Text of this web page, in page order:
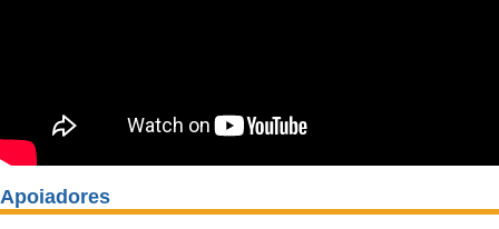
Apoiadores